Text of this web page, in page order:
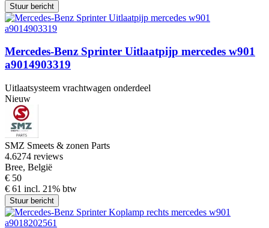
Stuur bericht
Mercedes-Benz Sprinter Uitlaatpijp mercedes w901
a9014903319
Uitlaatsysteem vrachtwagen onderdeel
Nieuw
SMZ Smeets & zonen Parts
4.6274 reviews
Bree, België
€ 50
€ 61 incl. 21% btw
Stuur bericht